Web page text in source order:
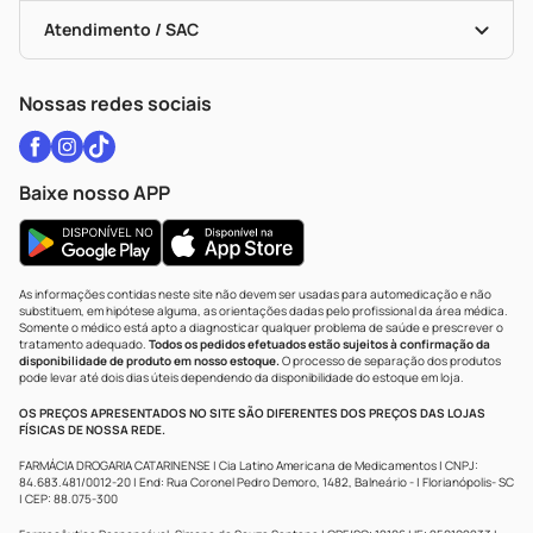
Bulas De A A Z
Políticas De Marketplace
Autoteste Covid-19
Vacinas
Portal Da Privacidade
Atendimento / SAC
Nossas redes sociais
Baixe nosso APP
As informações contidas neste site não devem ser usadas para automedicação e não
substituem, em hipótese alguma, as orientações dadas pelo profissional da área médica.
Somente o médico está apto a diagnosticar qualquer problema de saúde e prescrever o
tratamento adequado. Todos os pedidos efetuados estão sujeitos à confirmação da
disponibilidade de produto em nosso estoque.O processo de separação dos produtos
pode levar até dois dias úteis dependendo da disponibilidade do estoque em loja.
OS PREÇOS APRESENTADOS NO SITE SÃO DIFERENTES DOS PREÇOS DAS LOJAS
FÍSICAS DE NOSSA REDE.
FARMÁCIA DROGARIA CATARINENSE | Cia Latino Americana de Medicamentos | CNPJ:
84.683.481/0012-20 | End: Rua Coronel Pedro Demoro, 1482, Balneário - | Florianópolis- SC
| CEP: 88.075-300